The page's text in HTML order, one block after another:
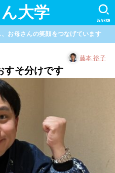
大学 SEARCH
お母さんの笑顔をつなげています
藤本 裕子
すそ分けです